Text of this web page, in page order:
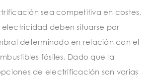
sea competitiva en costes,
electricidad deben situarse por
determinado en relación con el
fósiles. Dado que la
de electrificación son varias